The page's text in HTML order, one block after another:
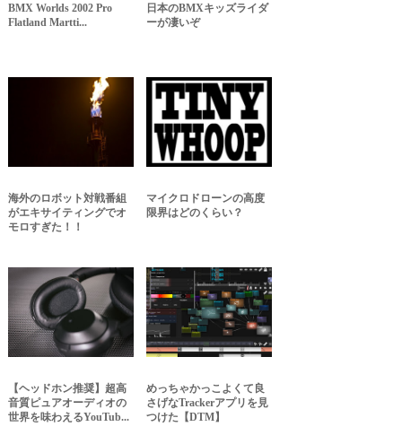
BMX Worlds 2002 Pro
Flatland Martti...
日本のBMXキッズライダ
ーが凄いぞ
海外のロボット対戦番組
がエキサイティングでオ
モロすぎた！！
マイクロドローンの高度
限界はどのくらい？
【ヘッドホン推奨】超高
音質ピュアオーディオの
世界を味わえるYouTub...
めっちゃかっこよくて良
さげなTrackerアプリを見
つけた【DTM】